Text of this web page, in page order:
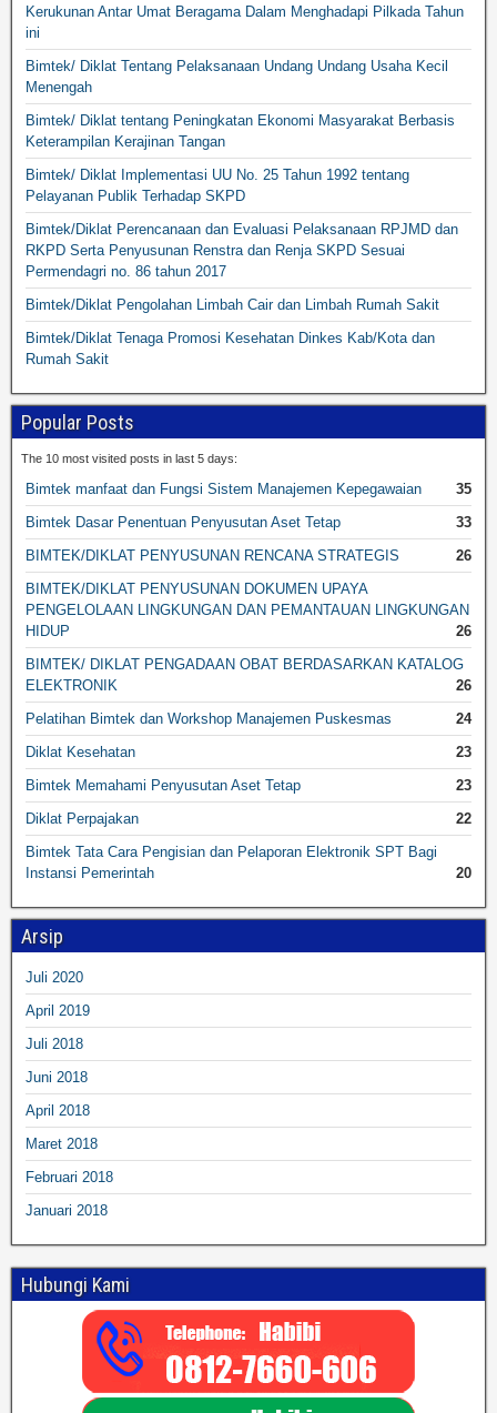
Kerukunan Antar Umat Beragama Dalam Menghadapi Pilkada Tahun
ini
Bimtek/ Diklat Tentang Pelaksanaan Undang Undang Usaha Kecil
Menengah
Bimtek/ Diklat tentang Peningkatan Ekonomi Masyarakat Berbasis
Keterampilan Kerajinan Tangan
Bimtek/ Diklat Implementasi UU No. 25 Tahun 1992 tentang
Pelayanan Publik Terhadap SKPD
Bimtek/Diklat Perencanaan dan Evaluasi Pelaksanaan RPJMD dan
RKPD Serta Penyusunan Renstra dan Renja SKPD Sesuai
Permendagri no. 86 tahun 2017
Bimtek/Diklat Pengolahan Limbah Cair dan Limbah Rumah Sakit
Bimtek/Diklat Tenaga Promosi Kesehatan Dinkes Kab/Kota dan
Rumah Sakit
Popular Posts
The 10 most visited posts in last 5 days:
Bimtek manfaat dan Fungsi Sistem Manajemen Kepegawaian
35
Bimtek Dasar Penentuan Penyusutan Aset Tetap
33
BIMTEK/DIKLAT PENYUSUNAN RENCANA STRATEGIS
26
BIMTEK/DIKLAT PENYUSUNAN DOKUMEN UPAYA
PENGELOLAAN LINGKUNGAN DAN PEMANTAUAN LINGKUNGAN
HIDUP
26
BIMTEK/ DIKLAT PENGADAAN OBAT BERDASARKAN KATALOG
ELEKTRONIK
26
Pelatihan Bimtek dan Workshop Manajemen Puskesmas
24
Diklat Kesehatan
23
Bimtek Memahami Penyusutan Aset Tetap
23
Diklat Perpajakan
22
Bimtek Tata Cara Pengisian dan Pelaporan Elektronik SPT Bagi
Instansi Pemerintah
20
Arsip
Juli 2020
April 2019
Juli 2018
Juni 2018
April 2018
Maret 2018
Februari 2018
Januari 2018
Hubungi Kami